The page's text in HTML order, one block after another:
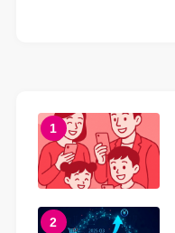
1
2